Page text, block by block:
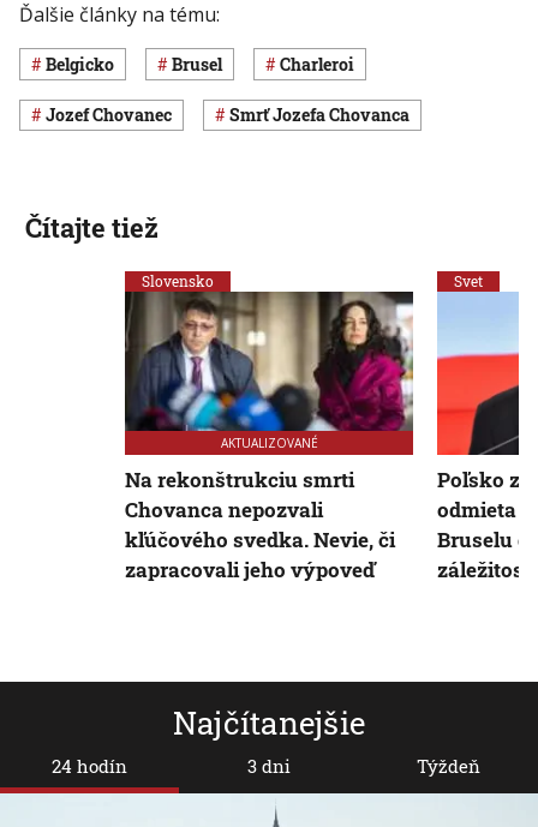
Ďalšie články na tému:
Belgicko Brusel Charleroi
Jozef Chovanec smrť Jozefa Chovanca
Najčítanejšie
24 hodín 3 dni Týždeň
Čítajte tiež
Slovensko
AKTUALIZOVANÉ
Na rekonštrukciu smrti
Chovanca nepozvali
kľúčového svedka. Nevie, či
zapracovali jeho výpoveď
Svet
Poľsko z
odmieta
Bruselu
záležitostí